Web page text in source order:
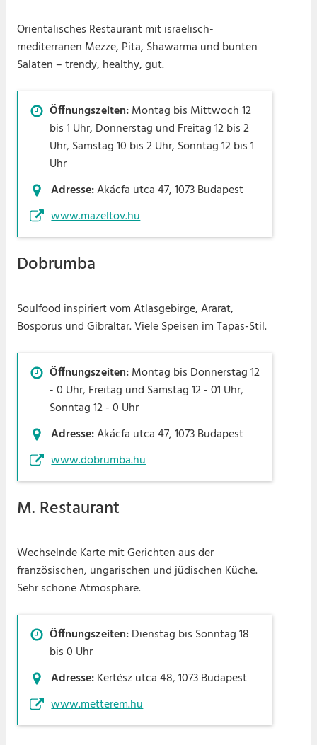
Orientalisches Restaurant mit israelisch-
mediterranen Mezze, Pita, Shawarma und bunten
Salaten – trendy, healthy, gut.
Öffnungszeiten:Montag bis Mittwoch 12
bis 1 Uhr, Donnerstag und Freitag 12 bis 2
Uhr, Samstag 10 bis 2 Uhr, Sonntag 12 bis 1
Uhr
Adresse:Akácfa utca 47, 1073 Budapest
www.mazeltov.hu
Dobrumba
Soulfood inspiriert vom Atlasgebirge, Ararat,
Bosporus und Gibraltar. Viele Speisen im Tapas-Stil.
Öffnungszeiten:Montag bis Donnerstag 12
- 0 Uhr, Freitag und Samstag 12 - 01 Uhr,
Sonntag 12 - 0 Uhr
Adresse:Akácfa utca 47, 1073 Budapest
www.dobrumba.hu
M. Restaurant
Wechselnde Karte mit Gerichten aus der
französischen, ungarischen und jüdischen Küche.
Sehr schöne Atmosphäre.
Öffnungszeiten:Dienstag bis Sonntag 18
bis 0 Uhr
Adresse:Kertész utca 48, 1073 Budapest
www.metterem.hu